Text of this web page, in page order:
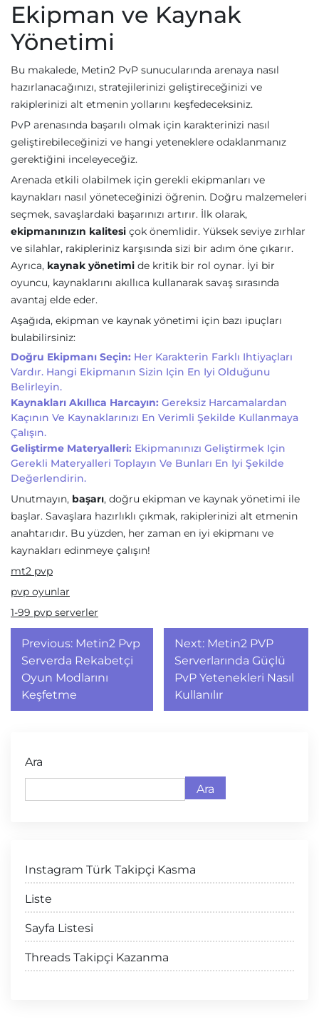
Ekipman ve Kaynak
Yönetimi
Bu makalede, Metin2 PvP sunucularında arenaya nasıl
hazırlanacağınızı, stratejilerinizi geliştireceğinizi ve
rakiplerinizi alt etmenin yollarını keşfedeceksiniz.
PvP arenasında başarılı olmak için karakterinizi nasıl
geliştirebileceğinizi ve hangi yeteneklere odaklanmanız
gerektiğini inceleyeceğiz.
Arenada etkili olabilmek için gerekli ekipmanları ve
kaynakları nasıl yöneteceğinizi öğrenin. Doğru malzemeleri
seçmek, savaşlardaki başarınızı artırır. İlk olarak,
ekipmanınızın kalitesi çok önemlidir. Yüksek seviye zırhlar
ve silahlar, rakipleriniz karşısında sizi bir adım öne çıkarır.
Ayrıca, kaynak yönetimi de kritik bir rol oynar. İyi bir
oyuncu, kaynaklarını akıllıca kullanarak savaş sırasında
avantaj elde eder.
Aşağıda, ekipman ve kaynak yönetimi için bazı ipuçları
bulabilirsiniz:
Doğru Ekipmanı Seçin: Her Karakterin Farklı Ihtiyaçları
Vardır. Hangi Ekipmanın Sizin Için En Iyi Olduğunu
Belirleyin.
Kaynakları Akıllıca Harcayın: Gereksiz Harcamalardan
Kaçının Ve Kaynaklarınızı En Verimli Şekilde Kullanmaya
Çalışın.
Geliştirme Materyalleri: Ekipmanınızı Geliştirmek Için
Gerekli Materyalleri Toplayın Ve Bunları En Iyi Şekilde
Değerlendirin.
Unutmayın, başarı, doğru ekipman ve kaynak yönetimi ile
başlar. Savaşlara hazırlıklı çıkmak, rakiplerinizi alt etmenin
anahtarıdır. Bu yüzden, her zaman en iyi ekipmanı ve
kaynakları edinmeye çalışın!
mt2 pvp
pvp oyunlar
1-99 pvp serverler
Yazı
gezinmesi
Previous: Metin2 Pvp
Serverda Rekabetçi
Oyun Modlarını
Keşfetme
Next: Metin2 PVP
Serverlarında Güçlü
PvP Yetenekleri Nasıl
Kullanılır
Ara
Ara
Instagram Türk Takipçi Kasma
Liste
Sayfa Listesi
Threads Takipçi Kazanma